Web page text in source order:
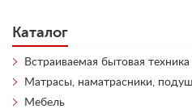
Каталог
Встраиваемая бытовая техника
Матрасы, наматрасники,
Мебель